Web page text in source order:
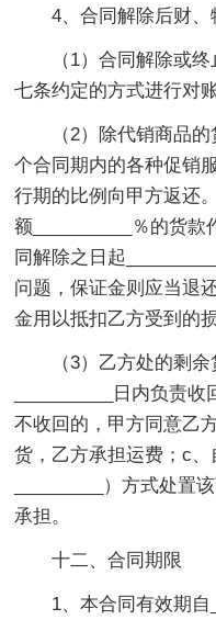
4、合同解除后财、
（1）合同解除或终
七条约定的方式进行对
（2）除代销商品的
个合同期内的各种促销
行期的比例向甲方返还
额__________％的货
同解除之日起
问题，保证金则应当退
金用以抵扣乙方受到的损
（3）乙方处的剩余
__________日内负责
不收回的，甲方同意乙
货，乙方承担运费；c、
_________）方式处置
承担。
十二、合同期限
1、本合同有效期自